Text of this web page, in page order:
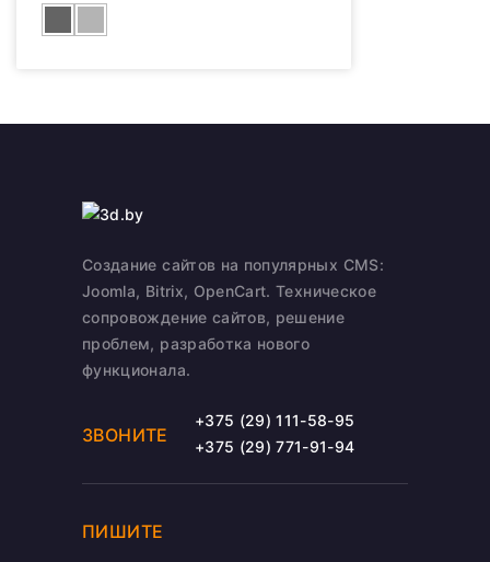
Создание сайтов на популярных CMS:
Joomla, Bitrix, OpenCart. Техническое
сопровождение сайтов, решение
проблем, разработка нового
функционала.
ЗВОНИТЕ
+375 (29) 111-58-95
+375 (29) 771-91-94
ПИШИТЕ